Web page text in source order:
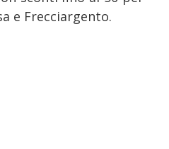
e Frecciargento.